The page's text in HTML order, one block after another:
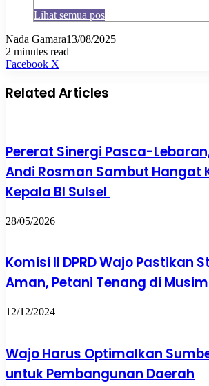
Lihat semua pos
Nada Gamara13/08/2025
2 minutes read
Facebook X
Email
Related Articles
Pererat Sinergi Pasca-
Andi Rosman Sambut Hangat
Kepala BI Sulsel
28/05/2026
Komisi II DPRD Wajo Pastikan
Aman, Petani Tenang di
12/12/2024
Wajo Harus Optimalkan
untuk Pembangunan Daerah